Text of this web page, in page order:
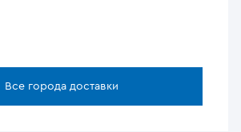
Все города доставки